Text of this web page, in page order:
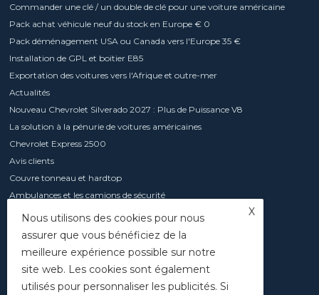
Commander une clé / un double de clé pour une voiture américaine
Pack achat véhicule neuf du stock en Europe € 0
Pack déménagement USA ou Canada vers l'Europe 35 €
Installation de GPL et boitier E85
Exportation des voitures vers l'Afrique et outre-mer
Actualités
Nouveau Chevrolet Silverado 2027 : Plus de Puissance V8
La solution à la pénurie de voitures américaines
Chevrolet Express 2500
Avis clients
Couvre tonneau et hardtop
Ambulances et les camions de sécurité
Camping-cars
Caravanes
Caravane Retro Mobil Home
Avantages des caravanes en aluminium neuves
Nous utilisons des cookies pour nous
assurer que vous bénéficiez de la
meilleure expérience possible sur notre
site web. Les cookies sont également
utilisés pour personnaliser les publicités. Si
X